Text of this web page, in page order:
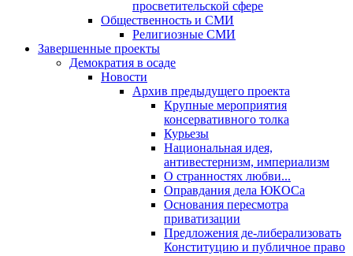
просветительской сфере
Общественность и СМИ
Религиозные СМИ
Завершенные проекты
Демократия в осаде
Новости
Архив предыдущего проекта
Крупные мероприятия
консервативного толка
Курьезы
Национальная идея,
антивестернизм, империализм
О странностях любви...
Оправдания дела ЮКОСа
Основания пересмотра
приватизации
Предложения де-либерализовать
Конституцию и публичное право